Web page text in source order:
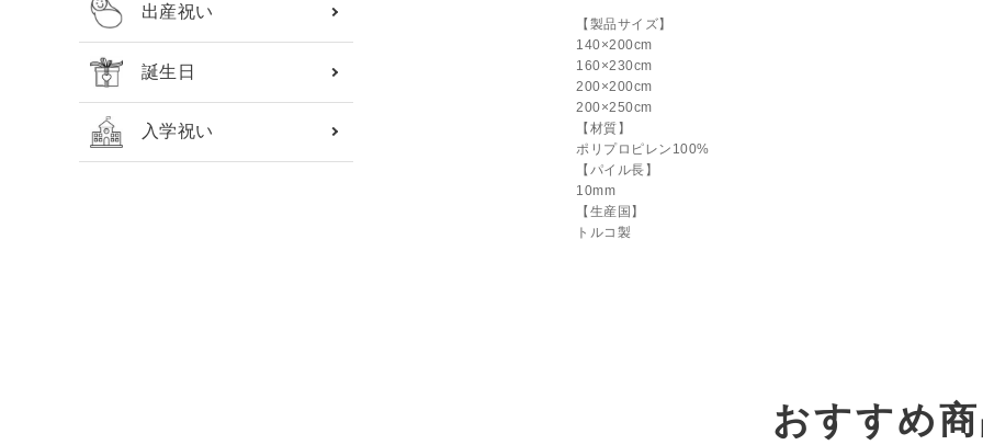
出産祝い
誕生日
入学祝い
【製品サイズ】
140×200cm
160×230cm
200×200cm
200×250cm
【材質】
ポリプロピレン100%
【パイル長】
10mm
【生産国】
トルコ製
おすすめ